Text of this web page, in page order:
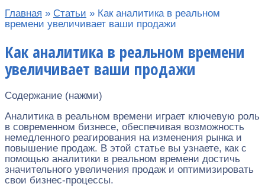
Главная » Статьи » Как аналитика в реальном
времени увеличивает ваши продажи
Как аналитика в реальном времени
увеличивает ваши продажи
Содержание (нажми)
Аналитика в реальном времени играет ключевую роль
в современном бизнесе, обеспечивая возможность
немедленного реагирования на изменения рынка и
повышение продаж. В этой статье вы узнаете, как с
помощью аналитики в реальном времени достичь
значительного увеличения продаж и оптимизировать
свои бизнес-процессы.